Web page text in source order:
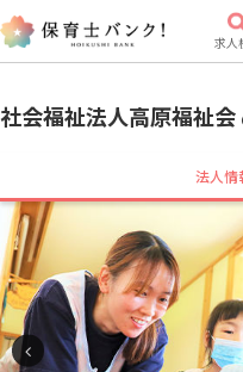
求人
社会福祉法人高原福祉会
法人情